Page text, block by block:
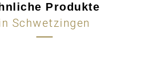
Produkte
Schwetzingen